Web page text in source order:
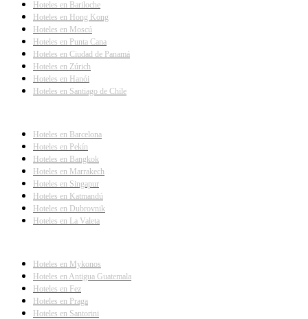
Hoteles en Bariloche
Hoteles en Hong Kong
Hoteles en Moscú
Hoteles en Punta Cana
Hoteles en Ciudad de Panamá
Hoteles en Zúrich
Hoteles en Hanói
Hoteles en Santiago de Chile
Hoteles en Barcelona
Hoteles en Pekín
Hoteles en Bangkok
Hoteles en Marrakech
Hoteles en Singapur
Hoteles en Katmandú
Hoteles en Dubrovnik
Hoteles en La Valeta
Hoteles en Mykonos
Hoteles en Antigua Guatemala
Hoteles en Fez
Hoteles en Praga
Hoteles en Santorini